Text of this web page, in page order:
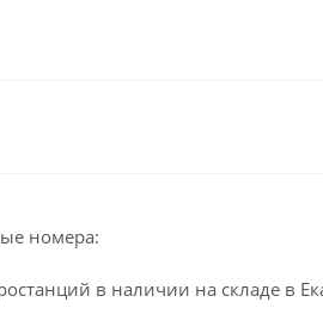
номера:
в наличии на складе в